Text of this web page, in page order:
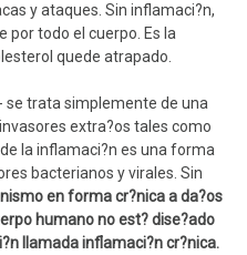
y ataques. Sin inflamaci?n,
por todo el cuerpo. Es la
quede atrapado.
se trata simplemente de una
extra?os tales como
la inflamaci?n es una forma
bacterianos y virales. Sin
enforma cr?nica a da?os
humano no est? dise?ado
llamada inflamaci?n cr?nica.